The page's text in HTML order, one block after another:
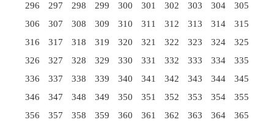
296
297 298 299 300 301 302 303 304
305
306
307 308 309 310 311 312 313 314
315
316
317 318 319 320 321 322 323 324
325
326
327 328 329 330 331 332 333 334
335
336
337 338 339 340 341 342 343 344
345
346
347 348 349 350 351 352 353 354
355
356
357 358 359 360 361 362 363 364
365